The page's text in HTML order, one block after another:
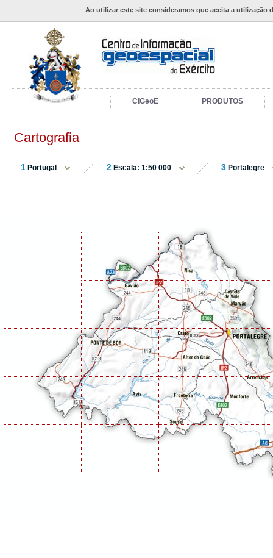
Ao utilizar este site consideramos que aceita a utilização
CIGeoE PRODUTOS
Cartografia
1 Portugal 2 Escala: 1:50 000 3 Portalegre